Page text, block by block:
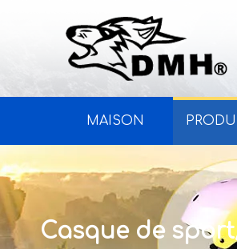
MAISON
Casque de